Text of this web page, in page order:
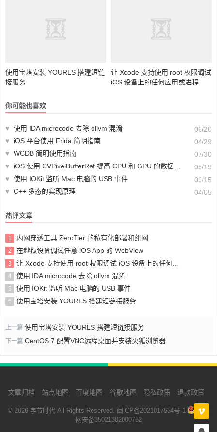
让 Xcode 支持使用 root 权限调试
iOS 设备上的任何应用或进程
你可能也喜欢
♥ 使用 IDA microcode 去除 ollvm 混淆
06/20
♥
iOS 平台使用 Frida 简明指南
04/29
♥ WCDB 简明使用指南
07/30
♥
iOS 使用 CVPixelBufferRef 提高 CPU 和 GPU 的数据传输效率
05/19
♥ 使用 IOKit 监听 Mac 电脑的 USB 事件
09/15
♥ C++ 多态的实现原理 04/05
热评文章
1 内网穿透工具 ZeroTier 的私有化部署和组网
2 在越狱设备调试任意 iOS App 的 WebView
3 让 Xcode 支持使用 root 权限调试 iOS 设备上的任何应用或进程
4 使用 IDA microcode 去除 ollvm 混淆
5 使用 IOKit 监听 Mac 电脑的 USB 事件
6 使用宝塔安装 YOURLS 搭建短链接服务
上一篇 使用宝塔安装 YOURLS 搭建短链接服务
下一篇 CentOS 7 配置VNC远程桌面并安装火狐浏览器
文章归档 站点地图 百度地图 谷歌地图 隐私政策 退款政策
© 2026 字节时代 All Rights Reserved. 闽ICP备2021017554号-1
闽公
网安备35021302000752